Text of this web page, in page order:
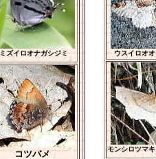
ミズイロオナガシジミ
コツバメ
ウスイロオ
モンシロツマ